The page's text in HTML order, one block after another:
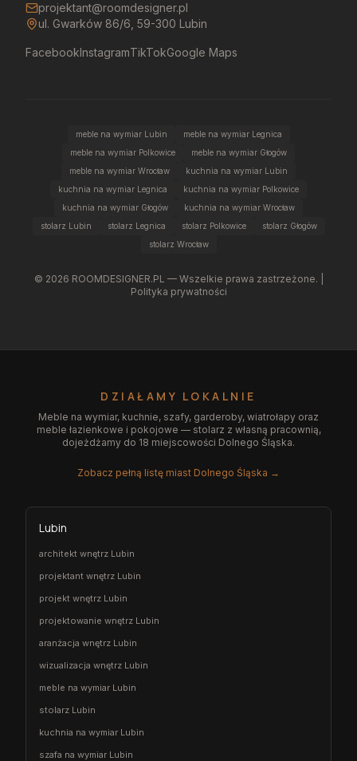
projektant@roomdesigner.pl
ul. Gwarków 86/6, 59-300 Lubin
FacebookInstagramTikTokGoogle Maps
meble na wymiar Lubin
meble na wymiar Legnica
meble na wymiar Polkowice
meble na wymiar Głogów
meble na wymiar Wrocław
kuchnia na wymiar Lubin
kuchnia na wymiar Legnica
kuchnia na wymiar Polkowice
kuchnia na wymiar Głogów
kuchnia na wymiar Wrocław
stolarz Lubin
stolarz Legnica stolarz Polkowice
stolarz Głogów
stolarz Wrocław
© 2026 ROOMDESIGNER.PL — Wszelkie prawa zastrzeżone. |
Polityka prywatności
DZIAŁAMY LOKALNIE
Meble na wymiar, kuchnie, szafy, garderoby, wiatrołapy oraz
meble łazienkowe i pokojowe — stolarz z własną pracownią,
dojeżdżamy do 18 miejscowości Dolnego Śląska.
Zobacz pełną listę miast Dolnego Śląska →
Lubin
architekt wnętrz Lubin
projektant wnętrz Lubin
projekt wnętrz Lubin
projektowanie wnętrz Lubin
aranżacja wnętrz Lubin
wizualizacja wnętrz Lubin
meble na wymiar Lubin
stolarz Lubin
kuchnia na wymiar Lubin
szafa na wymiar Lubin